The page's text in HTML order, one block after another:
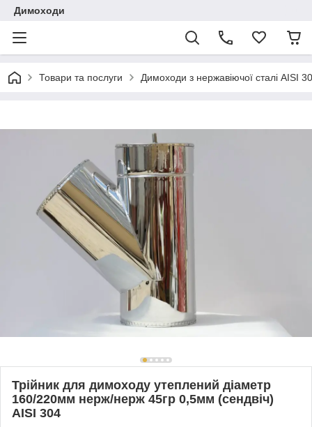
Димоходи
Товари та послуги Димоходи з нержавіючої сталі
Трійник для димоходу утеплений діаметр
160/220мм нерж/нерж 45гр 0,5мм (сендвіч)
AISI 304